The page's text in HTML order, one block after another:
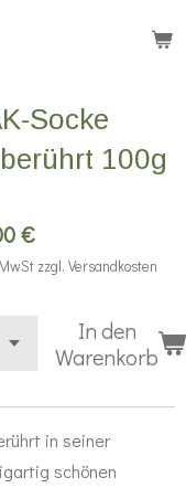
Socke
100g
€
zzgl. Versandkosten
In den
Warenkorb
in seiner
schönen